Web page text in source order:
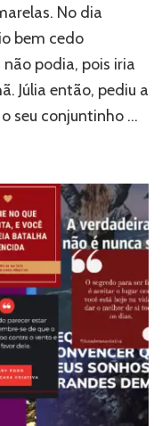
No dia
bem cedo
podia, pois iria
Júlia então, pediu a
seu conjuntinho …